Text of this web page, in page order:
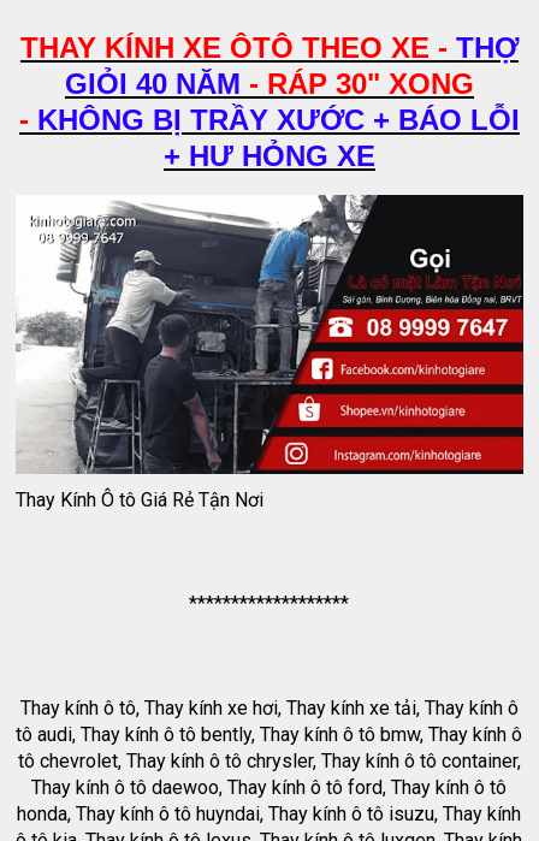
THAY KÍNH XE ÔTÔ THEO XE - THỢ
GIỎI 40 NĂM - RÁP 30" XONG
- KHÔNG BỊ TRẦY XƯỚC + BÁO LỖI
+ HƯ HỎNG XE
Thay Kính Ô tô Giá Rẻ Tận Nơi
*******************
Thay kính ô tô, Thay kính xe hơi, Thay kính xe tải, Thay kính ô
tô audi, Thay kính ô tô bently, Thay kính ô tô bmw, Thay kính ô
tô chevrolet, Thay kính ô tô chrysler, Thay kính ô tô container,
Thay kính ô tô daewoo, Thay kính ô tô ford, Thay kính ô tô
honda, Thay kính ô tô huyndai, Thay kính ô tô isuzu, Thay kính